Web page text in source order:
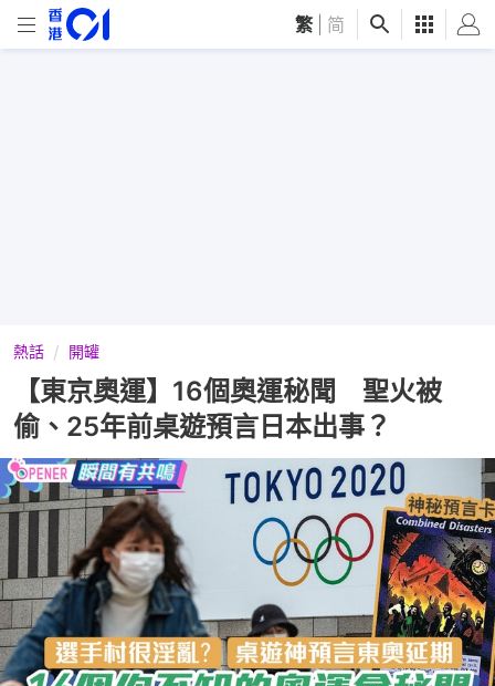
繁 简
熱話 開罐
【東京奧運】16個奧運秘聞 聖火被
偷、25年前桌遊預言日本出事？